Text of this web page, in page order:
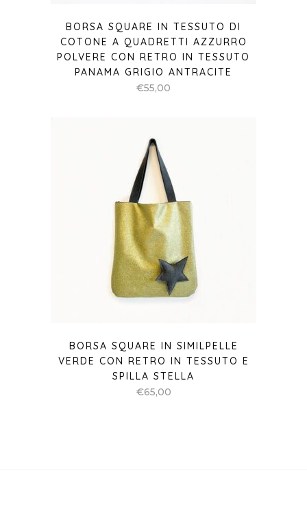
BORSA SQUARE IN TESSUTO DI
COTONE A QUADRETTI AZZURRO
POLVERE CON RETRO IN TESSUTO
PANAMA GRIGIO ANTRACITE
€55,00
BORSA SQUARE IN SIMILPELLE
VERDE CON RETRO IN TESSUTO E
SPILLA STELLA
€65,00